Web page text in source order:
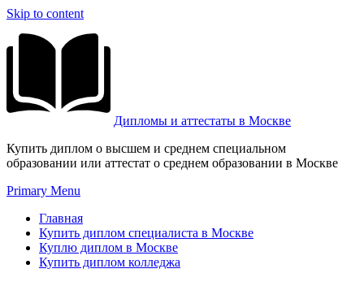
Skip to content
Дипломы и аттестаты в Москве
Купить диплом о высшем и среднем специальном
образовании или аттестат о среднем образовании в Москве
Primary Menu
Главная
Купить диплом специалиста в Москве
Куплю диплом в Москве
Купить диплом колледжа